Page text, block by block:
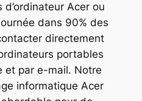
Acer ou
dans 90% des
directement
portables
et par e-mail. Notre
informatique Acer